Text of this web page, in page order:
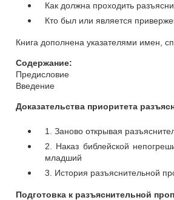
Как должна проходить
Кто был или является
Книга дополнена указателями имен,
Содержание:
Предисловие
Введение
Доказательства приоритета
1. Заново открывая
2. Наказ библейской
младший
3. История разъяснительной
Подготовка к разъяснительной